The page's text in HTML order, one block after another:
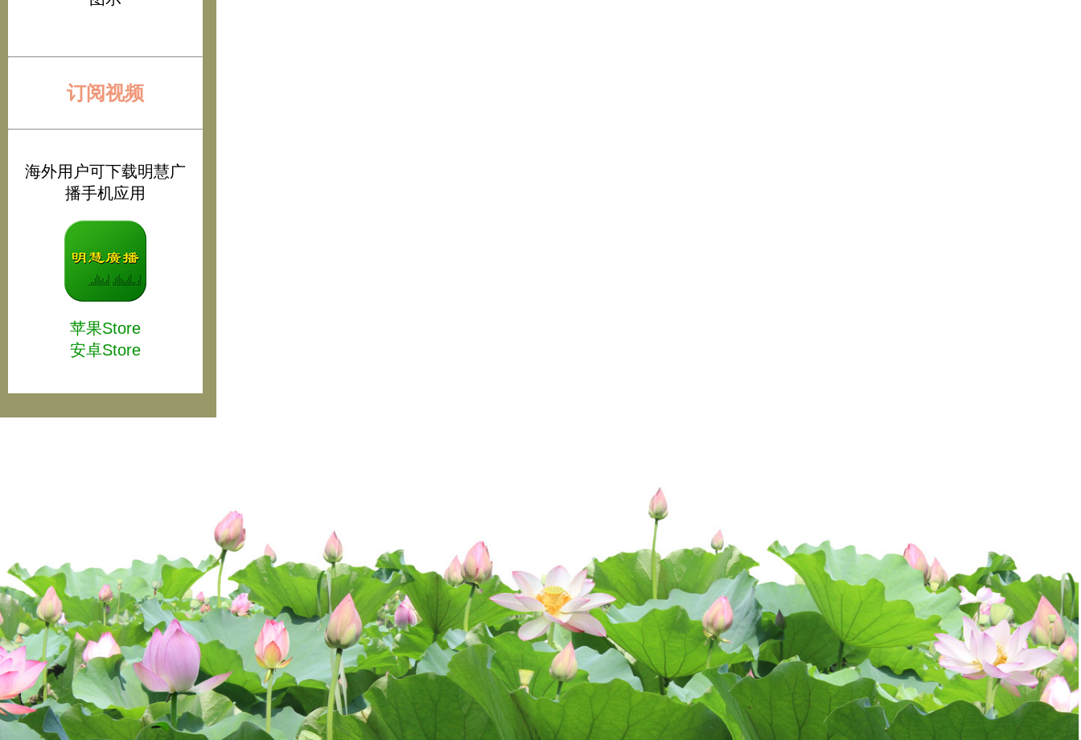
订阅视频
海外用户可下载明慧广
播手机应用
苹果Store
安卓Store